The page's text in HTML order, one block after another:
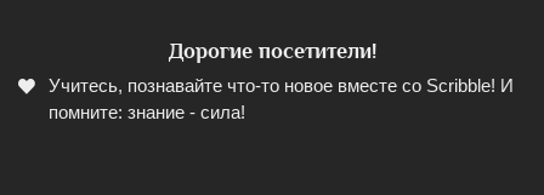
Дорогие посетители!
Учитесь, познавайте что-то новое вместе со Scribble! И
помните: знание - сила!